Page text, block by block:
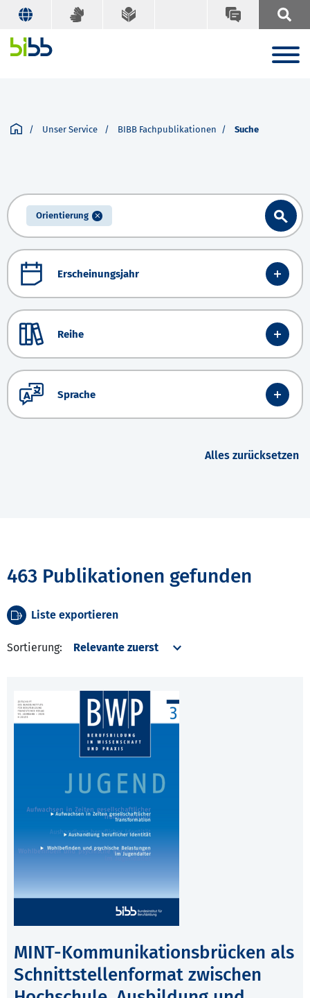
Unser Service BIBB Fachpublikationen Suche
Orientierung
Erscheinungsjahr
Reihe
Sprache
Alles zurücksetzen
463 Publikationen gefunden
Liste exportieren
Sortierung:
MINT-Kommunikationsbrücken als
Schnittstellenformat zwischen